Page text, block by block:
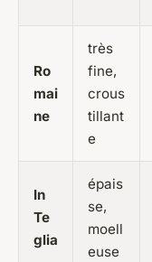
Ro
mai
ne
très
fine,
crous
tillant
e
In
Te
glia
épais
se,
moell
euse